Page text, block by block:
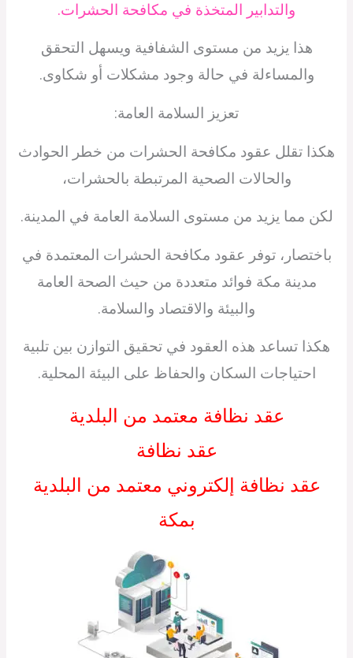
والتدابير المتخذة في مكافحة الحشرات.
هذا يزيد من مستوى الشفافية ويسهل التحقق
والمساءلة في حالة وجود مشكلات أو شكاوى.
تعزيز السلامة العامة:
هكذا تقلل عقود مكافحة الحشرات من خطر الحوادث
والحالات الصحية المرتبطة بالحشرات،
لكن مما يزيد من مستوى السلامة العامة في المدينة.
باختصار، توفر عقود مكافحة الحشرات المعتمدة في
مدينة مكة فوائد متعددة من حيث الصحة العامة
والبيئة والاقتصاد والسلامة.
هكذا تساعد هذه العقود في تحقيق التوازن بين تلبية
احتياجات السكان والحفاظ على البيئة المحلية.
عقد نظافة معتمد من البلدية
عقد نظافة
عقد نظافة إلكتروني معتمد من البلدية
بمكة